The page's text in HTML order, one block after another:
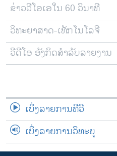
ພາສາຕ່າງໆ
ຂ່າວວີໂອເອໃນ 60 ວິນາທີ
ວິທະຍາສາດ-ເທັກໂນໂລຈີ
ວີດີໂອ ອັງກິດສຳລັບລາຍງານ
ເບິ່ງລາຍການທີວີ
ເບິ່ງລາຍການວິທະຍຸ